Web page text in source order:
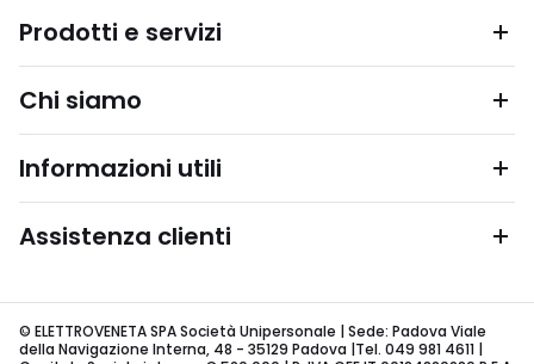
Prodotti e servizi
Chi siamo
Informazioni utili
Assistenza clienti
© ELETTROVENETA SPA Società Unipersonale | Sede: Padova Viale
della Navigazione Interna, 48 - 35129 Padova |Tel. 049 981 4611 |